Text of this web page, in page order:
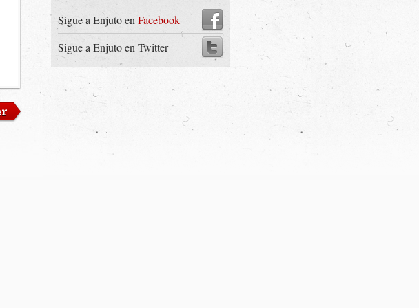
Sigue a Enjuto en Facebook
Sigue a Enjuto en Twitter